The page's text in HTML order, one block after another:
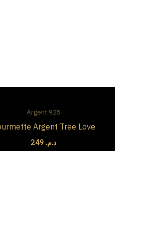
Argent 925
Argent Tree Love
د.م.